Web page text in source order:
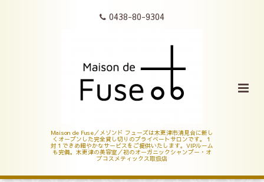
0438-80-9304
Maison de Fuse／メゾンド フューズは木更津市清見台に新し
くオープンした完全貸し切りのプライベートサロンです。１
対１できめ細やかなサービスをご提供いたします。VIPルーム
も完備。木更津の美容室／初のオーガニックシャンプー・オ
ブコスメティックス取扱店